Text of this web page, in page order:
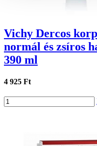
Vichy Dercos
normál és zsíros
390 ml
4 925 Ft